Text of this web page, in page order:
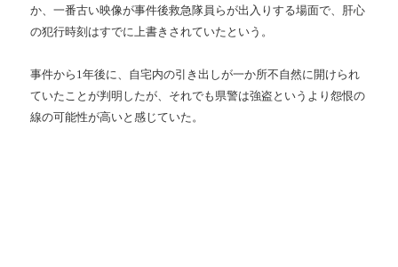
か、一番古い映像が事件後救急隊員らが出入りする場面で、肝心
の犯行時刻はすでに上書きされていたという。
事件から1年後に、自宅内の引き出しが一か所不自然に開けられ
ていたことが判明したが、それでも県警は強盗というより怨恨の
線の可能性が高いと感じていた。